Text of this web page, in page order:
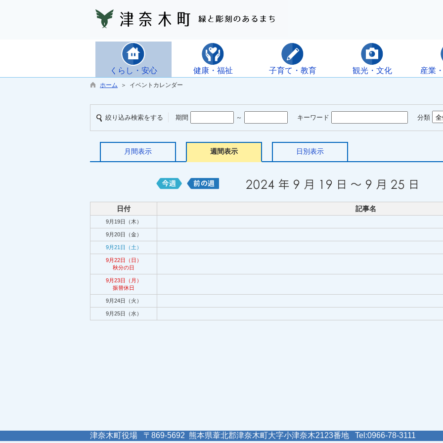
くらし・安心 健康・福祉 子育て・教育 観光・文化 産業
ホーム ＞ イベントカレンダー
絞り込み検索をする 期間 ～ キーワード 分類
月間表示 週間表示 日別表示
日付 記事名
9月19日（木）
9月20日（金）
9月21日（土）
9月22日（日）
秋分の日
9月23日（月）
振替休日
9月24日（火）
9月25日（水）
津奈木町役場 〒869-5692 熊本県葦北郡津奈木町大字小津奈木2123番地 Tel:0966-78-3111